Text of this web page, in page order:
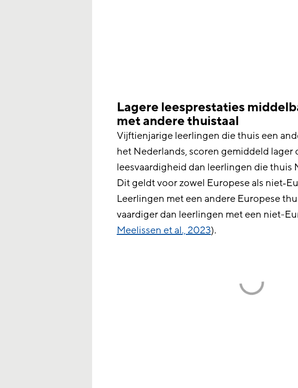
Lagere leesprestaties
met andere thuistaal
Vijftienjarige leerlingen die thuis een
het Nederlands, scoren gemiddeld lager
leesvaardigheid dan leerlingen die thuis
Dit geldt voor zowel Europese als
Leerlingen met een andere Europese
vaardiger dan leerlingen met een niet-
Meelissen et al., 2023).